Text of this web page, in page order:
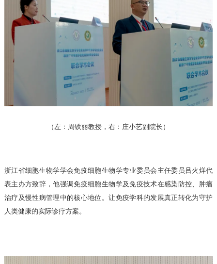
（左：周铁丽教授，右：庄小艺副院长）
浙江省细胞生物学学会免疫细胞生物学专业委员会主任委员吕火烊代
表主办方致辞，他强调免疫细胞生物学及免疫技术在感染防控、肿瘤
治疗及慢性病管理中的核心地位。让免疫学科的发展真正转化为守护
人类健康的实际诊疗方案。